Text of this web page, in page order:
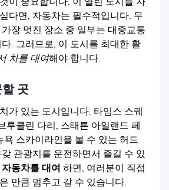
다면, 자동차는 필수적입니다. 무
장 멋진 장소 중 일부는 대중교통
. 그러므로, 이 도시를 최대한 활
차를 대여해야 합니다.
곳
가 있는 도시입니다. 타임스 스퀘
루클린 다리, 스태튼 아일랜드 페
욕 스카이라인을 볼 수 있는 허드
관광지를 운전하면서 즐길 수 있
동차를 대여 하면, 여러분이 직접
만큼 멈추고 갈 수 있습니다.